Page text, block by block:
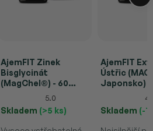
AjemFIT Zinek
Bisglycinát
(MagChel®) - 60
5.0
Skladem (>5 ks)
AjemFIT
Ústřic
Japonsko) -
Skladem (-